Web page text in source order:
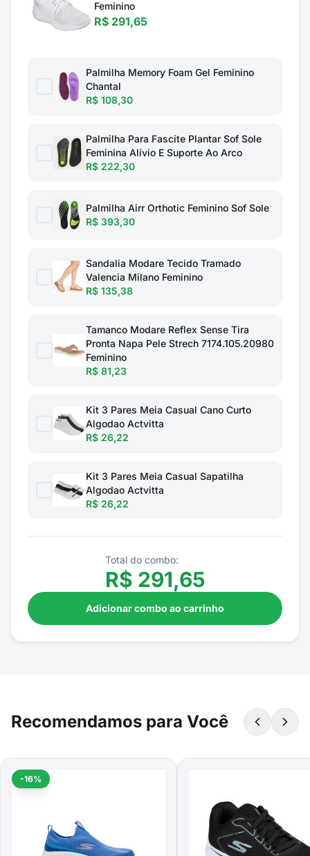
Feminino
R$ 291,65
Palmilha Memory Foam Gel Feminino
Chantal
R$ 108,30
Palmilha Para Fascite Plantar Sof Sole
Feminina Alívio E Suporte Ao Arco
R$ 222,30
Palmilha Airr Orthotic Feminino Sof Sole
R$ 393,30
Sandalia Modare Tecido Tramado
Valencia Milano Feminino
R$ 135,38
Tamanco Modare Reflex Sense Tira
Pronta Napa Pele Strech 7174.105.20980
Feminino
R$ 81,23
Kit 3 Pares Meia Casual Cano Curto
Algodao Actvitta
R$ 26,22
Kit 3 Pares Meia Casual Sapatilha
Algodao Actvitta
R$ 26,22
Total do combo:
R$ 291,65
Adicionar combo ao carrinho
Recomendamos para Você
-16%